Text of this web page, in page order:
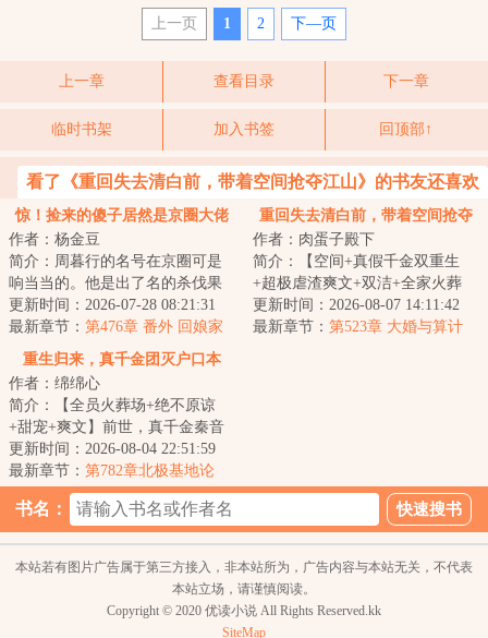
上一页 1 2 下—页
上一章 查看目录 下一章
临时书架 加入书签 回顶部↑
看了《重回失去清白前，带着空间抢夺江山》的书友还喜欢
看
惊！捡来的傻子居然是京圈大佬
作者：杨金豆
简介：周暮行的名号在京圈可是
响当当的。他是出了名的杀伐果
断，腹黑无情，在一众兄弟里
面，优秀到让人望...
更新时间：2026-07-28 08:21:31
最新章节： 第476章 番外 回娘家
（下）
重回失去清白前，带着空间抢夺
江山
作者：肉蛋子殿下
简介：【空间+真假千金双重生
+超极虐渣爽文+双洁+全家火葬
场】&lt;br/&gt;【白切黑、貌美绝
伦贵女+禁欲、...
更新时间：2026-08-07 14:11:42
最新章节： 第523章 大婚与算计
重生归来，真千金团灭户口本
作者：绵绵心
简介：【全员火葬场+绝不原谅
+甜宠+爽文】前世，真千金秦音
认亲回家后拼命讨好付出，渴求
亲情，临死前全...
更新时间：2026-08-04 22:51:59
最新章节： 第782章北极基地论
坛，崔游安有个人密码
书名：
本站若有图片广告属于第三方接入，非本站所为，广告内容与本站无关，不代表
本站立场，请谨慎阅读。
Copyright © 2020 优读小说 All Rights Reserved.kk
SiteMap